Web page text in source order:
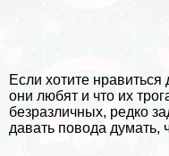
Если хотите нравиться
они любят и что их
безразличных, редко
давать повода думать,